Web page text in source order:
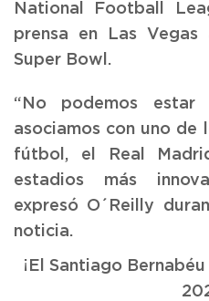
National Football
prensa en Las
Super Bowl.
“No podemos estar
asociamos con uno de
fútbol, el Real
estadios más
expresó O´Reilly
noticia.
¡El Santiago